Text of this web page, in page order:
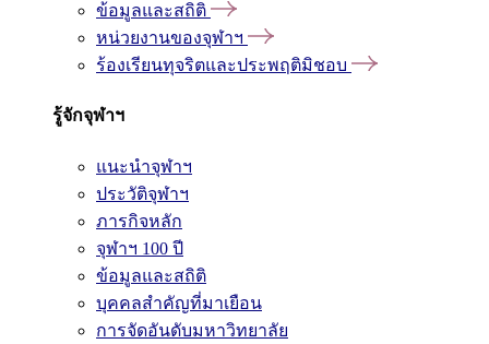
ข้อมูลและสถิติ
หน่วยงานของจุฬาฯ
ร้องเรียนทุจริตและประพฤติมิชอบ
รู้จักจุฬาฯ
แนะนำจุฬาฯ
ประวัติจุฬาฯ
ภารกิจหลัก
จุฬาฯ 100 ปี
ข้อมูลและสถิติ
บุคคลสำคัญที่มาเยือน
การจัดอันดับมหาวิทยาลัย